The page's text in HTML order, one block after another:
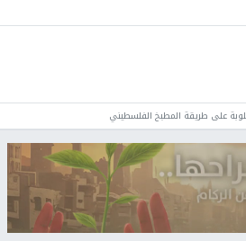
على طريقة المطبخ الفلسطيني